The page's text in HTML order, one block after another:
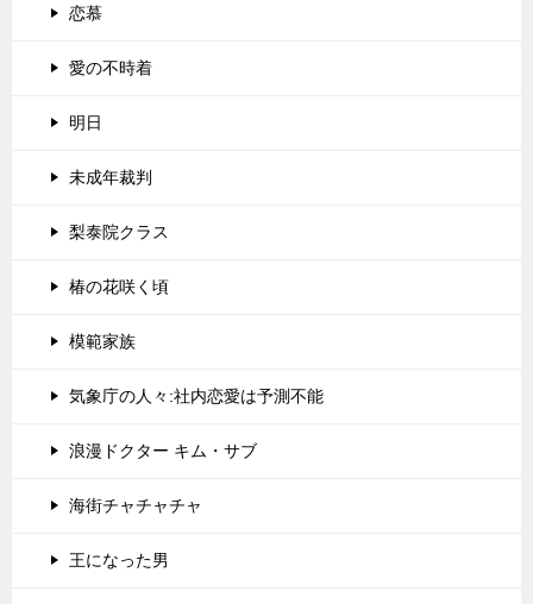
恋慕
愛の不時着
明日
未成年裁判
梨泰院クラス
椿の花咲く頃
模範家族
気象庁の人々:社内恋愛は予測不能
浪漫ドクター キム・サブ
海街チャチャチャ
王になった男